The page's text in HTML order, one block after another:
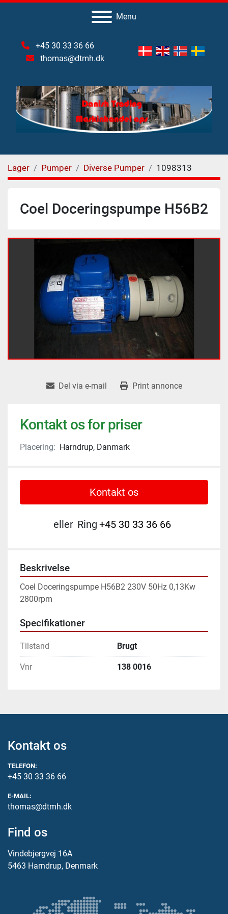
Menu
+45 30 33 36 66
thomas@dtmh.dk
Lager Pumper Diverse Pumper 1098313
Coel Doceringspumpe H56B2
Del via e-mail Print annonce
Kontakt os for priser
Placering: Harndrup, Danmark
Kontakt os
eller Ring +45 30 33 36 66
Beskrivelse
Coel Doceringspumpe H56B2 230V 50Hz 0,13Kw
2800rpm
Specifikationer
Tilstand Brugt
Vnr 138 0016
Kontakt os
TELEFON:
+45 30 33 36 66
E-MAIL:
thomas@dtmh.dk
Find os
Vindebjergvej 16A
5463 Harndrup, Denmark